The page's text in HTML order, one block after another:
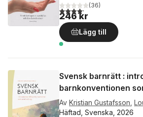
4,2utav 5 stjärnor. Totalt
(36)
246 kr
Lägg till
Svensk barnrätt :
barnkonventionen
Av Kristian Gustafsson
Häftad, Svenska, 2026